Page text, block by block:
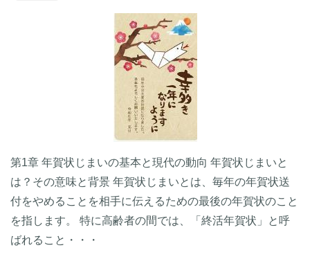
第1章 年賀状じまいの基本と現代の動向 年賀状じまいと
は？その意味と背景 年賀状じまいとは、毎年の年賀状送
付をやめることを相手に伝えるための最後の年賀状のこと
を指します。 特に高齢者の間では、「終活年賀状」と呼
ばれること・・・